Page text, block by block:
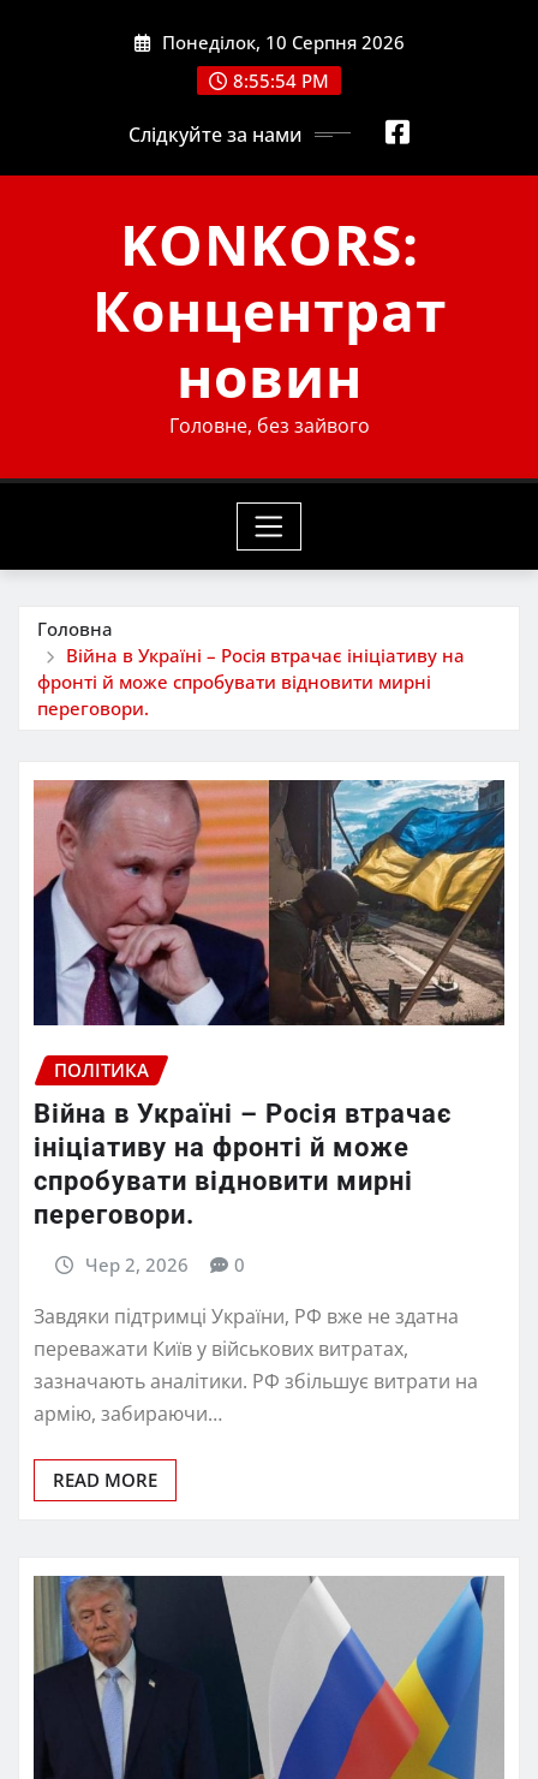
Понеділок, 10 Серпня 2026
8:55:55 PM
Слідкуйте за нами
KONKORS:
Концентрат
новин
Головне, без зайвого
Головна
Війна в Україні – Росія втрачає ініціативу на
фронті й може спробувати відновити мирні
переговори.
ПОЛІТИКА
Війна в Україні – Росія втрачає
ініціативу на фронті й може
спробувати відновити мирні
переговори.
Чер 2, 2026 0
Завдяки підтримці України, РФ вже не здатна
переважати Київ у військових витратах,
зазначають аналітики. РФ збільшує витрати на
армію, забираючи…
READ MORE